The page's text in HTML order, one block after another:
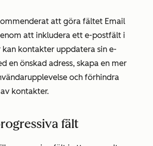
att göra fältet Email
att inkludera ett e-postfält i
kontakter uppdatera sin e-
en önskad adress, skapa en mer
och förhindra
kontakter.
fält